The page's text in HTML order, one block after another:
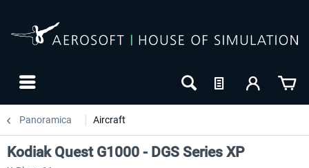
Panoramica Aircraft
Kodiak Quest G1000 - DGS Series XP